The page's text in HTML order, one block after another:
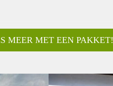
MEER MET EEN PAKKET!